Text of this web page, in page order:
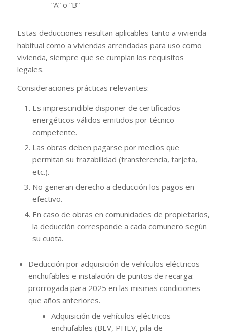
“A” o “B”
Estas deducciones resultan aplicables tanto a vivienda
habitual como a viviendas arrendadas para uso como
vivienda, siempre que se cumplan los requisitos
legales.
Consideraciones prácticas relevantes:
Es imprescindible disponer de certificados
energéticos válidos emitidos por técnico
competente.
Las obras deben pagarse por medios que
permitan su trazabilidad (transferencia, tarjeta,
etc.).
No generan derecho a deducción los pagos en
efectivo.
En caso de obras en comunidades de propietarios,
la deducción corresponde a cada comunero según
su cuota.
Deducción por adquisición de vehículos eléctricos
enchufables e instalación de puntos de recarga:
prorrogada para 2025 en las mismas condiciones
que años anteriores.
Adquisición de vehículos eléctricos
enchufables (BEV, PHEV, pila de